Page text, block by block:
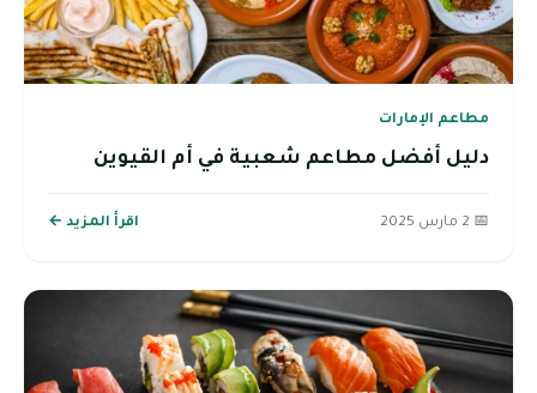
مطاعم الإمارات
دليل أفضل مطاعم شعبية في أم القيوين
📅 2 مارس 2025 اقرأ المزيد ←